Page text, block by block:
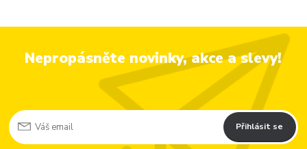
Nepropásněte novinky, akce a slevy!
Přihlásit se